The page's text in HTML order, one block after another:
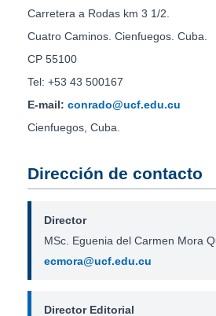
Carretera a Rodas km 3 1/2.
Cuatro Caminos. Cienfuegos. Cuba.
CP 55100
Tel: +53 43 500167
E-mail: conrado@ucf.edu.cu
Cienfuegos, Cuba.
Dirección de contacto
Director
MSc. Eguenia del Carmen Mora
ecmora@ucf.edu.cu
Director Editorial